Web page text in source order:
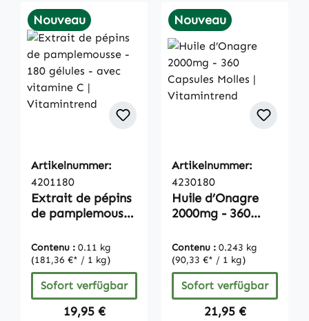
Nouveau
Artikelnummer:
4201180
Extrait de pépins
de pamplemousse
avec vitamine C |
Vitamintrend
Contenu : 0.11 kg
(181,36 €* / 1 kg)
Sofort verfügbar
Regulärer Preis:
19,95 €
Nouveau
Artikelnummer:
4230180
Huile d’Onagre
2000mg - 360
Vitamintrend
Contenu : 0.243 kg
(90,33 €* / 1 kg)
Sofort verfügbar
Regulärer Preis:
21,95 €